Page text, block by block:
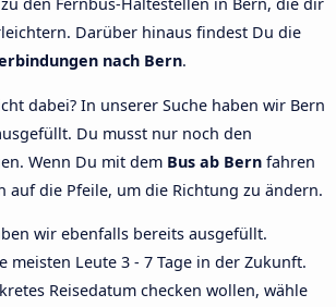
den Fernbus-Haltestellen in Bern, die dir
Darüber hinaus findest Du die
nach Bern.
dabei? In unserer Suche haben wir Bern
Du musst nur noch den
Wenn Du mit dem Bus ab Bern fahren
auf die Pfeile, um die Richtung zu ändern.
wir ebenfalls bereits ausgefüllt.
meisten Leute 3 - 7 Tage in der Zukunft.
Reisedatum checken wollen, wähle